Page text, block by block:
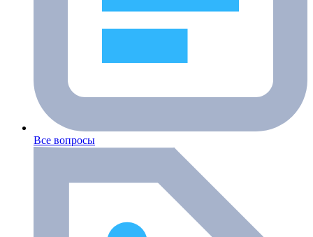
Все вопросы